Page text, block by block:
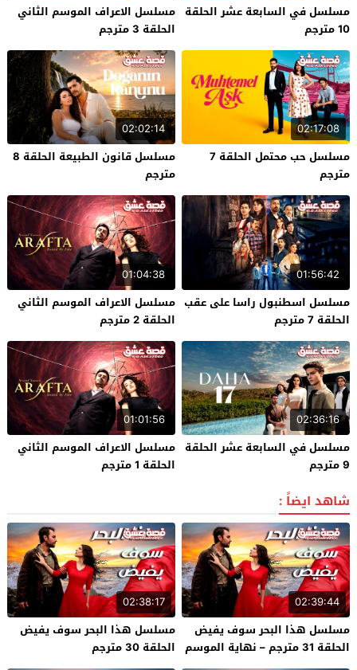
مسلسل في السابعة عشر الحلقة
10 مترجم
مسلسل الاعراف الموسم الثاني
الحلقة 3 مترجم
02:17:08
مسلسل حب محتمل الحلقة 7
مترجم
02:02:14
مسلسل قانون الطبيعة الحلقة 8
مترجم
01:56:42
مسلسل اسطنبول راسا على عقب
الحلقة 7 مترجم
01:04:38
مسلسل الاعراف الموسم الثاني
الحلقة 2 مترجم
02:36:16
مسلسل في السابعة عشر الحلقة
9 مترجم
01:01:56
مسلسل الاعراف الموسم الثاني
الحلقة 1 مترجم
شاهد ايضاً :
02:39:44
مسلسل هذا البحر سوف يفيض
الحلقة 31 مترجم – نهاية الموسم
02:38:17
مسلسل هذا البحر سوف يفيض
الحلقة 30 مترجم